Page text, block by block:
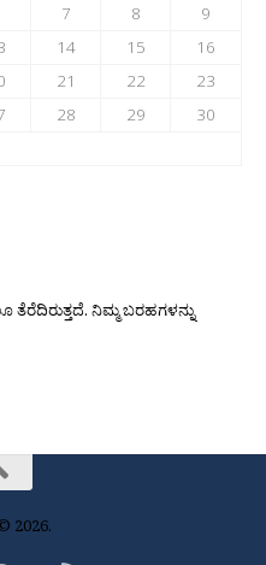
7 8
9
14 15
16
21 22
23
28 29
30
ನಿಮ್ಮ ಬರಹಗಳನ್ನು
2026.